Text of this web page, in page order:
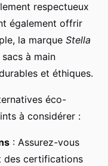
respectueux
également offrir
la marque Stella
à main
et éthiques.
éco-
à considérer :
: Assurez-vous
des certifications